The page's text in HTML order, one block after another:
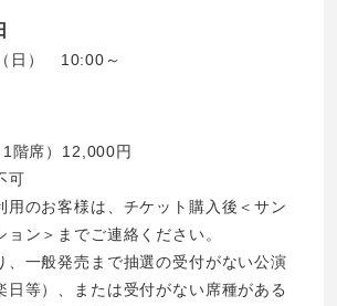
日） 10:00～
階席）12,000円
可
のお客様は、チケット購入後＜サン
ョン＞までご連絡ください。
一般発売まで抽選の受付がない公演
日等）、または受付がない席種がある